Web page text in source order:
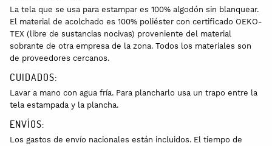
La tela que se usa para estampar es 100% algodón sin blanquear.
El material de acolchado es 100% poliéster con certificado OEKO-
TEX (libre de sustancias nocivas) proveniente del material
sobrante de otra empresa de la zona. Todos los materiales son
de proveedores cercanos.
CUIDADOS:
Lavar a mano con agua fría. Para plancharlo usa un trapo entre la
tela estampada y la plancha.
ENVÍOS:
Los gastos de envío nacionales están incluidos. El tiempo de